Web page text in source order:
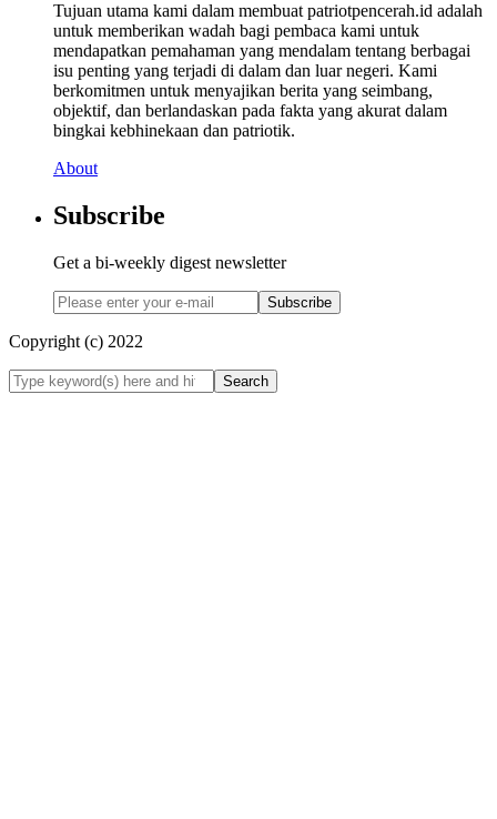
Tujuan utama kami dalam membuat patriotpencerah.id adalah
untuk memberikan wadah bagi pembaca kami untuk
mendapatkan pemahaman yang mendalam tentang berbagai
isu penting yang terjadi di dalam dan luar negeri. Kami
berkomitmen untuk menyajikan berita yang seimbang,
objektif, dan berlandaskan pada fakta yang akurat dalam
bingkai kebhinekaan dan patriotik.
About
Subscribe
Get a bi-weekly digest newsletter
Subscribe
Copyright (c) 2022